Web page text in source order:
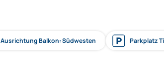
Ausrichtung Balkon: Südwesten Parkplatz